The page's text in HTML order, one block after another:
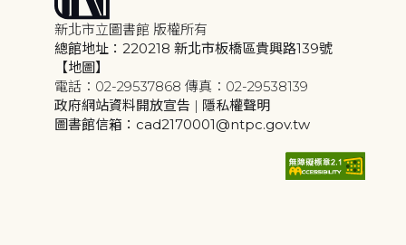
新北市立圖書館 版權所有
總館地址：220218 新北市板橋區貴興路139號
【地圖】
電話：02-29537868 傳真：02-29538139
政府網站資料開放宣告 | 隱私權聲明
圖書館信箱：cad2170001@ntpc.gov.tw